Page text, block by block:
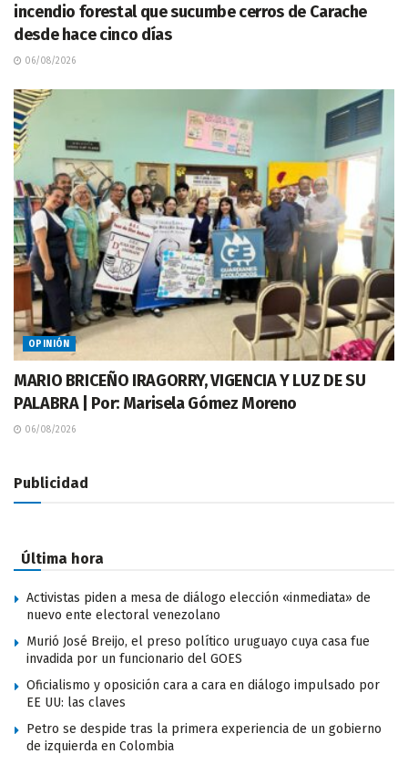
incendio forestal que sucumbe cerros de Carache
desde hace cinco días
06/08/2026
OPINIÓN
MARIO BRICEÑO IRAGORRY, VIGENCIA Y LUZ DE SU
PALABRA | Por: Marisela Gómez Moreno
06/08/2026
Publicidad
Última hora
Activistas piden a mesa de diálogo elección «inmediata» de
nuevo ente electoral venezolano
Murió José Breijo, el preso político uruguayo cuya casa fue
invadida por un funcionario del GOES
Oficialismo y oposición cara a cara en diálogo impulsado por
EE UU: las claves
Petro se despide tras la primera experiencia de un gobierno
de izquierda en Colombia